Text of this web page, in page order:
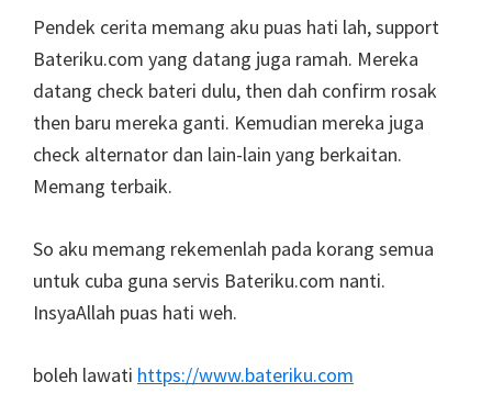
Pendek cerita memang aku puas hati lah, support
Bateriku.com yang datang juga ramah. Mereka
datang check bateri dulu, then dah confirm rosak
then baru mereka ganti. Kemudian mereka juga
check alternator dan lain-lain yang berkaitan.
Memang terbaik.
So aku memang rekemenlah pada korang semua
untuk cuba guna servis Bateriku.com nanti.
InsyaAllah puas hati weh.
boleh lawati https://www.bateriku.com